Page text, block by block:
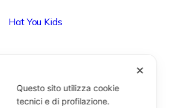
Hat You Kids
161 (Blocco 32 Centergross) -
✕
Questo sito utilizza cookie
tecnici e di profilazione.